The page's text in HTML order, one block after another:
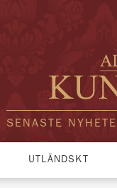
SENASTE
UTLÄNDSKT